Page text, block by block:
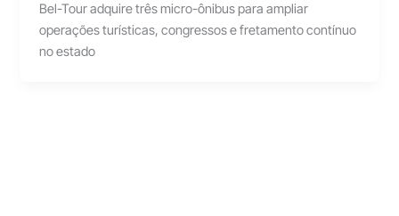
Bel-Tour adquire três micro-ônibus para ampliar
operações turísticas, congressos e fretamento contínuo
no estado